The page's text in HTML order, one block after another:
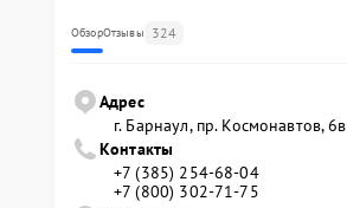
ОбзорОтзывы 324
Адрес
г. Барнаул, ​пр. Космонавтов, 6в
Контакты
+7 (385) 254-68-04
+7 (800) 302-71-75